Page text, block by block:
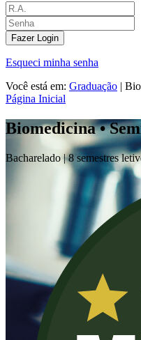
Fazer Login
Esqueci minha senha
Você está em: Graduação |
Página Inicial
Biomedicina •
Bacharelado |8 semestres